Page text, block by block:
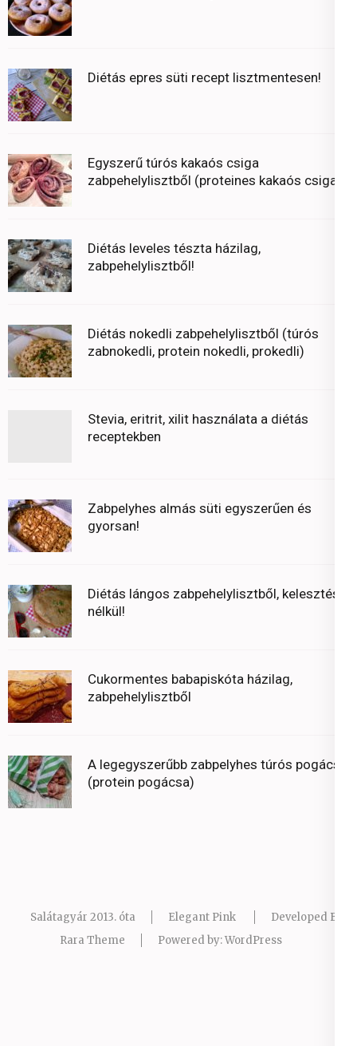
Diétás epres süti recept lisztmentesen!
Egyszerű túrós kakaós csiga
zabpehelylisztből (proteines kakaós csiga)
Diétás leveles tészta házilag,
zabpehelylisztből!
Diétás nokedli zabpehelylisztből (túrós
zabnokedli, protein nokedli, prokedli)
Stevia, eritrit, xilit használata a diétás
receptekben
Zabpelyhes almás süti egyszerűen és
gyorsan!
Diétás lángos zabpehelylisztből, kelesztés
nélkül!
Cukormentes babapiskóta házilag,
zabpehelylisztből
A legegyszerűbb zabpelyhes túrós pogácsa
(protein pogácsa)
Salátagyár 2013. óta Elegant Pink
Developed By
Rara Theme
Powered by:WordPress